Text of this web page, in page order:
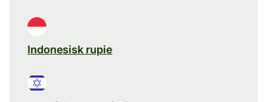
Indonesisk rupie